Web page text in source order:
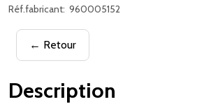
Réf.fabricant: 960005152
← Retour
Description